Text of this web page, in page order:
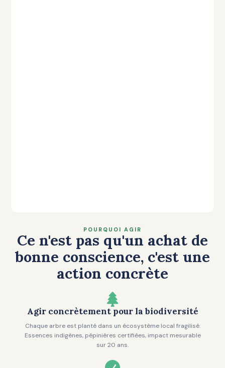
POURQUOI AGIR
Ce n'est pas qu'un achat de
bonne conscience, c'est une
action concrète

Agir concrètement pour la biodiversité
Chaque arbre est planté dans un écosystème local fragilisé.
Essences indigènes, pépinières certifiées, impact mesurable
sur 20 ans.